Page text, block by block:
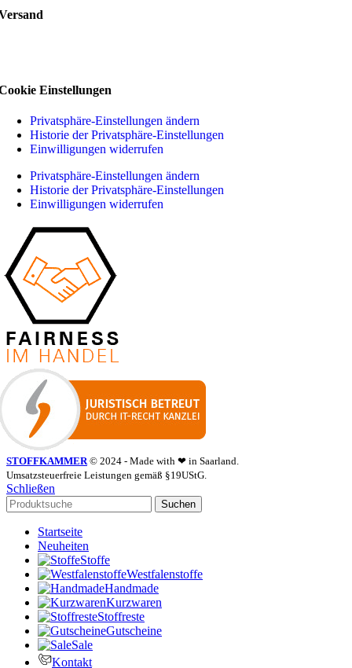
Einstellungen
Privatsphäre-Einstellungen ändern
Historie der Privatsphäre-Einstellungen
Einwilligungen widerrufen
Privatsphäre-Einstellungen ändern
Historie der Privatsphäre-Einstellungen
Einwilligungen widerrufen
STOFFKAMMER© 2024 - Made with ❤ in Saarland.
Umsatzsteuerfreie Leistungen gemäß §19UStG.
Schließen
Suchen
Startseite
Neuheiten
Stoffe
Westfalenstoffe
Handmade
Kurzwaren
Stoffreste
Gutscheine
Sale
Kontakt